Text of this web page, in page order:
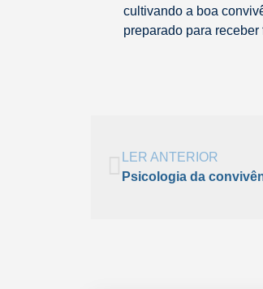
cultivando a boa
preparado para
LER ANTERIOR